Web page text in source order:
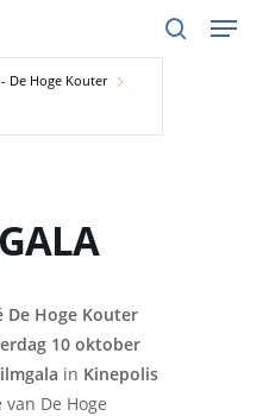
Menu
De Hoge Kouter
De Hoge Kouter
10 oktober
in Kinepolis
De Hoge